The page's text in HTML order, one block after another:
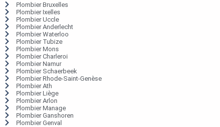
Plombier Bruxelles
Plombier Ixelles
Plombier Uccle
Plombier Anderlecht
Plombier Waterloo
Plombier Tubize
Plombier Mons
Plombier Charleroi
Plombier Namur
Plombier Schaerbeek
Plombier Rhode-Saint-Genèse
Plombier Ath
Plombier Liège
Plombier Arlon
Plombier Manage
Plombier Ganshoren
Plombier Genval